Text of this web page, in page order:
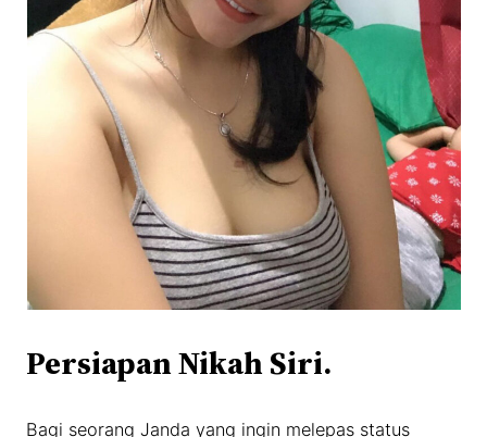
Persiapan Nikah Siri.
Bagi seorang Janda yang ingin melepas status